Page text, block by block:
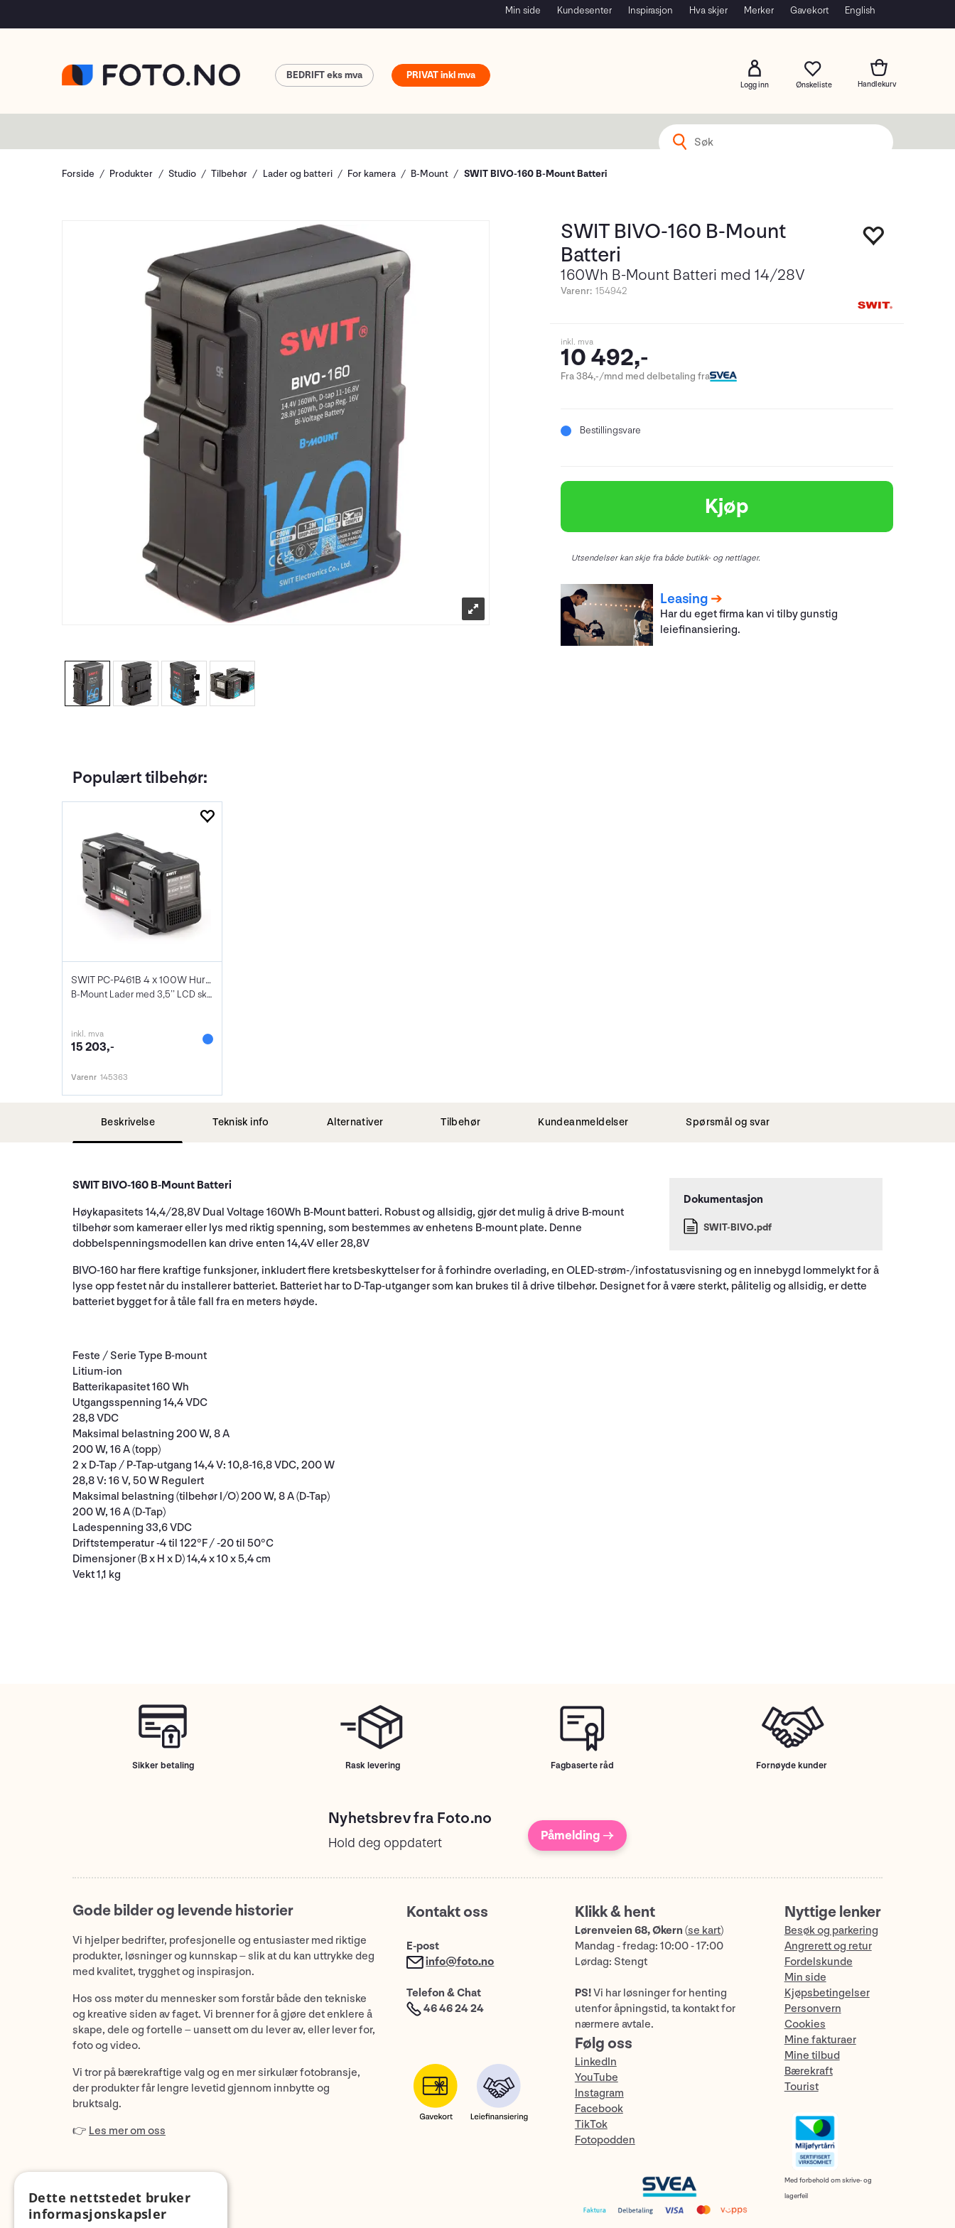
Min side Kundesenter Inspirasjon Hva skjer Merker Gavekort English
Logg inn
PRIVAT
BEDRIFT
Forside Produkter Studio Tilbehør Lader og batteri For kamera B-Mount SWIT BIVO-160 B-Mount Batteri
SWIT BIVO-160 B-Mount
Batteri
160Wh B-Mount Batteri med 14/28V
Varenr: 154942
inkl. mva
10 492,-
Fra 384,-/mnd med delbetaling fra
Bestillingsvare
Kjøp
Utsendelser kan skje fra både butikk- og nettlager.
Leasing
Har du eget firma kan vi tilby gunstig
leiefinansiering.
Populært tilbehør:
SWIT PC-P461B 4 x 100W Hurtiglader
B-Mount Lader med 3,5’’ LCD skjerm
inkl. mva
15 203,-
Varenr 145363
Beskrivelse Teknisk info Alternativer Tilbehør Kundeanmeldelser Spørsmål og svar
SWIT-BIVO.pdf
SWIT BIVO-160 B-Mount Batteri
Høykapasitets 14,4/28,8V Dual Voltage 160Wh B-Mount batteri. Robust og allsidig, gjør det mulig å drive B-mount
tilbehør som kameraer eller lys med riktig spenning, som bestemmes av enhetens B-mount plate. Denne
dobbelspenningsmodellen kan drive enten 14,4V eller 28,8V
BIVO-160 har flere kraftige funksjoner, inkludert flere kretsbeskyttelser for å forhindre overlading, en OLED-strøm-/infostatusvisning og en innebygd lommelykt for å
lyse opp festet når du installerer batteriet. Batteriet har to D-Tap-utganger som kan brukes til å drive tilbehør. Designet for å være sterkt, pålitelig og allsidig, er dette
batteriet bygget for å tåle fall fra en meters høyde.
Feste / Serie Type B-mount
Litium-ion
Batterikapasitet 160 Wh
Utgangsspenning 14,4 VDC
28,8 VDC
Maksimal belastning 200 W, 8 A
200 W, 16 A (topp)
2 x D-Tap / P-Tap-utgang 14,4 V: 10,8-16,8 VDC, 200 W
28,8 V: 16 V, 50 W Regulert
Maksimal belastning (tilbehør I/O) 200 W, 8 A (D-Tap)
200 W, 16 A (D-Tap)
Ladespenning 33,6 VDC
Driftstemperatur -4 til 122°F / -20 til 50°C
Dimensjoner (B x H x D) 14,4 x 10 x 5,4 cm
Vekt 1,1 kg
Sikker betaling Rask levering Fagbaserte råd Fornøyde kunder
Nyhetsbrev fra Foto.no
Hold deg oppdatert Påmelding →
Gode bilder og levende historier
Vi hjelper bedrifter, profesjonelle og entusiaster med riktige
produkter, løsninger og kunnskap – slik at du kan uttrykke deg
med kvalitet, trygghet og inspirasjon.
Hos oss møter du mennesker som forstår både den tekniske
og kreative siden av faget. Vi brenner for å gjøre det enklere å
skape, dele og fortelle – uansett om du lever av, eller lever for,
foto og video.
Vi tror på bærekraftige valg og en mer sirkulær fotobransje,
der produkter får lengre levetid gjennom innbytte og
bruktsalg.
👉 Les mer om oss
Kontakt oss
E-post
info@foto.no
Telefon & Chat
46 46 24 24
Klikk & hent
Lørenveien 68, Økern (se kart)
Mandag - fredag: 10:00 - 17:00
Lørdag: Stengt
PS!Vi har løsninger for henting
utenfor åpningstid, ta kontakt for
nærmere avtale.
Følg oss
LinkedIn
YouTube
Instagram
Facebook
TikTok
Fotopodden
Nyttige lenker
Besøk og parkering
Angrerett og retur
Fordelskunde
Min side
Kjøpsbetingelser
Personvern
Cookies
Mine fakturaer
Mine tilbud
Bærekraft
Tourist
Med forbehold om skrive- og
lagerfeil
Dette nettstedet bruker
informasjonskapsler